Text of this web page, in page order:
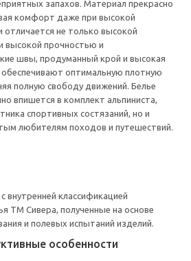
запахов. Материал прекрасно
комфорт даже при высокой
отличается не только высокой
высокой прочностью и
швы, продуманный крой и высокая
обеспечивают оптимальную плотную
полную свободу движений. Белье
впишется в комплект альпиниста,
спортивных состязаний, но и
любителям походов и путешествий.
внутренней классификацией
ТМ Сивера, полученные на основе
и полевых испытаний изделий.
особенности